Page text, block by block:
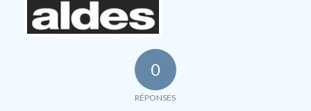
0
RÉPONSES